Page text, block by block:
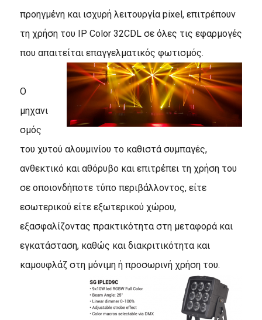
προηγμένη και ισχυρή λειτουργία pixel, επιτρέπουν
τη χρήση του IP Color 32CDL σε όλες τις εφαρμογές
που απαιτείται επαγγελματικός φωτισμός.
Ο
μηχανι
σμός
του χυτού αλουμινίου το καθιστά συμπαγές,
ανθεκτικό και αθόρυβο και επιτρέπει τη χρήση του
σε οποιονδήποτε τύπο περιβάλλοντος, είτε
εσωτερικού είτε εξωτερικού χώρου,
εξασφαλίζοντας πρακτικότητα στη μεταφορά και
εγκατάσταση, καθώς και διακριτικότητα και
καμουφλάζ στη μόνιμη ή προσωρινή χρήση του.